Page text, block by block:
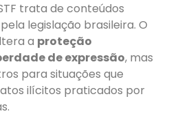
trata de conteúdos
legislação brasileira. O
a proteção
de expressão, mas
para situações que
ilícitos praticados por